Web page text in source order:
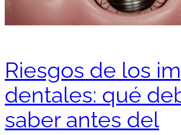
Riesgos de los
dentales: qué
saber antes del